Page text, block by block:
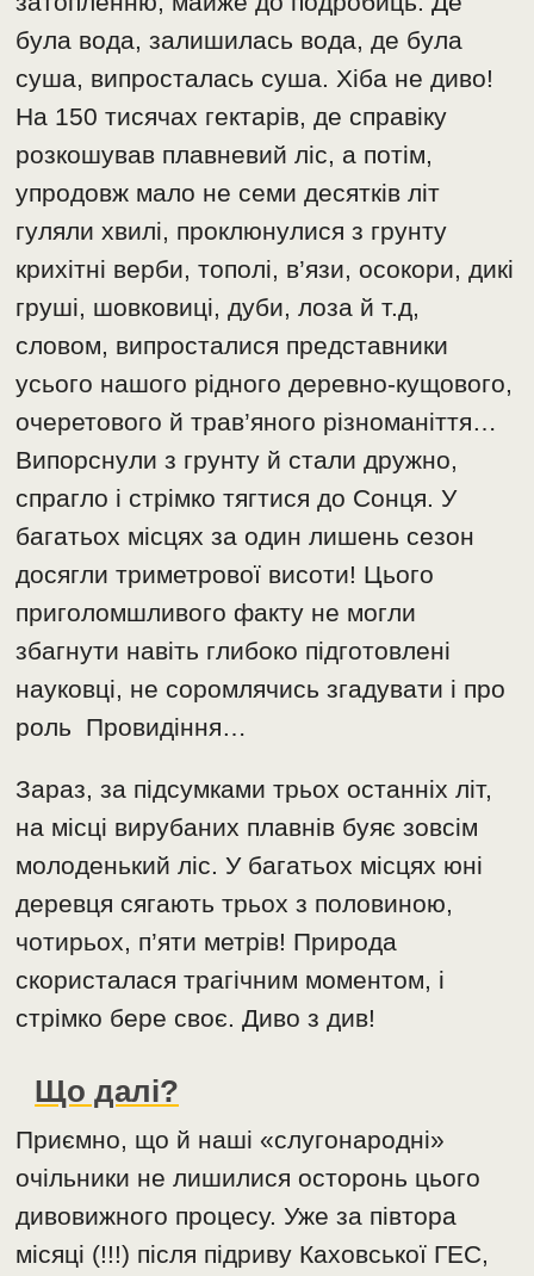
була вода, залишилась вода, де була
суша, випросталась суша. Хіба не диво!
На 150 тисячах гектарів, де справіку
розкошував плавневий ліс, а потім,
упродовж мало не семи десятків літ
гуляли хвилі, проклюнулися з грунту
крихітні верби, тополі, в’язи, осокори, дикі
груші, шовковиці, дуби, лоза й т.д,
словом, випросталися представники
усього нашого рідного деревно-кущового,
очеретового й трав’яного різноманіття…
Випорснули з грунту й стали дружно,
спрагло і стрімко тягтися до Сонця. У
багатьох місцях за один лишень сезон
досягли триметрової висоти! Цього
приголомшливого факту не могли
збагнути навіть глибоко підготовлені
науковці, не соромлячись згадувати і про
роль Провидіння…
Зараз, за підсумками трьох останніх літ,
на місці вирубаних плавнів буяє зовсім
молоденький ліс. У багатьох місцях юні
деревця сягають трьох з половиною,
чотирьох, п’яти метрів! Природа
скористалася трагічним моментом, і
стрімко бере своє. Диво з див!
Що далі?
Приємно, що й наші «слугонародні»
очільники не лишилися осторонь цього
дивовижного процесу. Уже за півтора
місяці (!!!) після підриву Каховської ГЕС,